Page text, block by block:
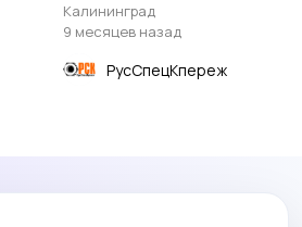
Калининград
9 месяцев назад
РусСпецКпереж